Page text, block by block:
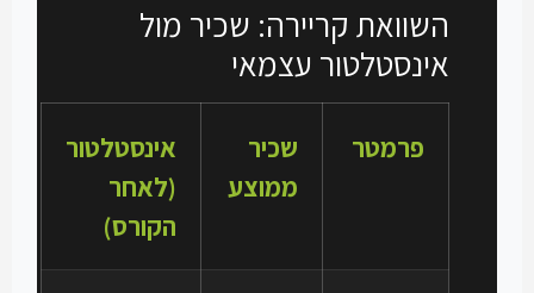
השוואת קריירה: שכיר מול
אינסטלטור עצמאי
פרמטר
שכיר
ממוצע
אינסטלטור
(לאחר
הקורס)